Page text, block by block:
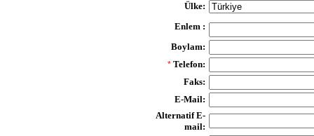
Ülke:
Enlem :
Boylam:
* Telefon:
Faks:
E-Mail:
Alternatif E-
mail: